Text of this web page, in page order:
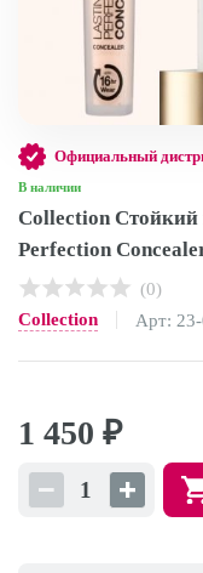
Официальный
В наличии
Collection Стойкий
Perfection
(0)
Collection
Арт:
1 450 ₽